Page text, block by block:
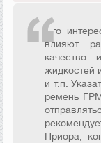
Это
влияют
качество
жидкостей
и т.п.
ремень
Приора,